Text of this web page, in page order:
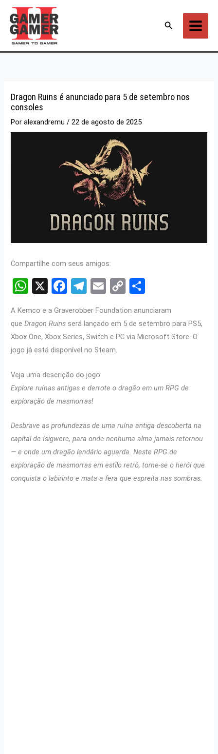
para
conteúdo
Pesquisar
Dragon Ruins é anunciado para 5 de setembro nos
consoles
Poralexandremu/22 de agosto de 2025
Compartilhe com seus amigos:
W
at
s
A
p
X
F
ce
b
o
k
T
e
gr
a
E
ail
C
py
Li
ar
e
A Kemco e a Graverobber Foundation anunciaram
queDragon Ruins será lançado em 5 de setembro para PS5,
Xbox One, Xbox Series, Switch e PC via Microsoft Store. O
jogo já está disponível no Steam.
Veja uma descrição do jogo:
Explore ruínas antigas e derrote o dragão em um RPG de
exploração de masmorras!
Desbrave as profundezas de uma ruína antiga descoberta na
capital de Isigwere, para onde nenhuma alma jamais retornou
— e onde um dragão lendário aguarda. Neste RPG de
exploração de masmorras em estilo retrô, torne-se o herói que
conquista o labirinto e mata a fera que espreita nas sombras.